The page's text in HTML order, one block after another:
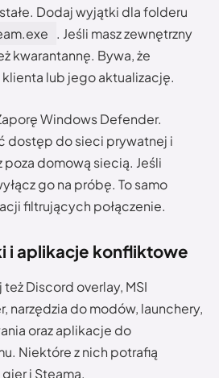
Dodaj wyjątki dla folderu
. Jeśli masz zewnętrzny
kwarantannę. Bywa, że
lub jego aktualizację.
Windows Defender.
dostęp do sieci prywatnej i
domową siecią. Jeśli
go na próbę. To samo
filtrujących połączenie.
i aplikacje konfliktowe
Discord overlay, MSI
narzędzia do modów, launchery,
oraz aplikacje do
Niektóre z nich potrafią
i Steama.